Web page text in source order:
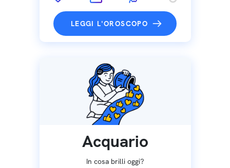
LEGGI L'OROSCOPO
Acquario
In cosa brilli oggi?